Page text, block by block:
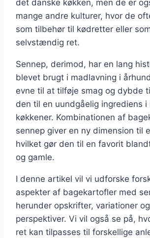
det danske køkken, men de er
mange andre kulturer, hvor de
som tilbehør til kødretter eller
selvstændig ret.
Sennep, derimod, har en lang
blevet brugt i madlavning i
evne til at tilføje smag og dybde
den til en uundgåelig ingrediens i
køkkener. Kombinationen af
sennep giver en ny dimension til
hvilket gør den til en favorit
og gamle.
I denne artikel vil vi udforske
aspekter af bagekartofler med
herunder opskrifter, variationer
perspektiver. Vi vil også se på,
ret kan tilpasses til forskellige